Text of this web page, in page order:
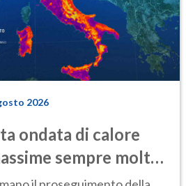
2026
ondata di calore
sempre molto